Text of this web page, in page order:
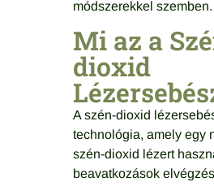
módszerekkel szemben.
Mi az a
dioxid
A szén-dioxid
technológia, amely egy
szén-dioxid lézert
beavatkozások